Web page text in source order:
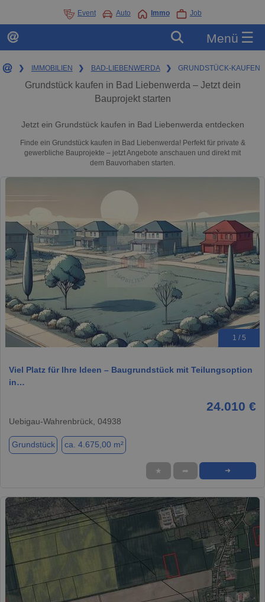
Event Auto Immo Job
Menü ☰
❯ IMMOBILIEN ❯ BAD-LIEBENWERDA ❯ GRUNDSTÜCK-KAUFEN
Grundstück kaufen in Bad Liebenwerda – Jetzt dein
Bauprojekt starten
Jetzt ein Grundstück kaufen in Bad Liebenwerda entdecken
Finde ein Grundstück kaufen in Bad Liebenwerda! Perfekt für private &
gewerbliche Bauprojekte – jetzt Angebote anschauen und direkt mit
dem Bauvorhaben starten.
1 / 5
Viel Platz für Ihre Ideen – Baugrundstück mit Teilungsoption
in…
24.010 €
Uebigau-Wahrenbrück, 04938
Grundstück ca. 4.675,00 m²
★ ➦ ➜